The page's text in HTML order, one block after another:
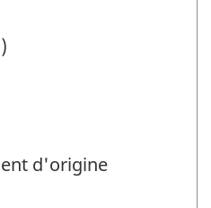
d'origine